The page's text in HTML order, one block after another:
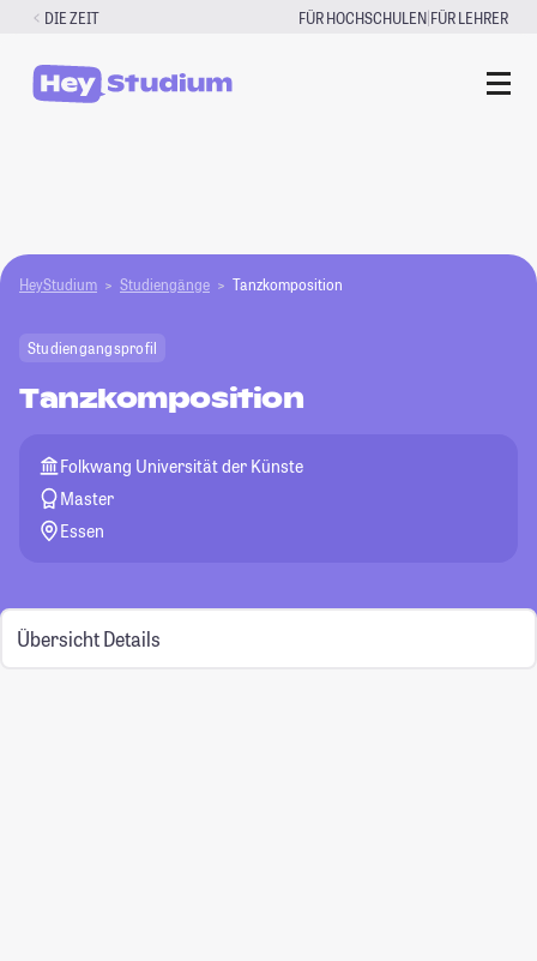
Zum
springen
DIE ZEIT FÜR HOCHSCHULEN|FÜR LEHRER
HeyStudium Studiengänge Tanzkomposition
Studiengangsprofil
Tanzkomposition
Folkwang Universität der Künste
Master
Essen
Übersicht Details